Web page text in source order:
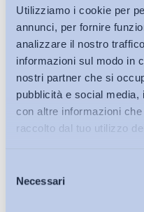
Utilizziamo i cookie per
annunci, per fornire
analizzare il nostro
informazioni sul modo in
nostri partner che si
pubblicità e social media,
con altre informazioni
raccolto dal tuo utilizzo
delNecessariBollettini ADAPT